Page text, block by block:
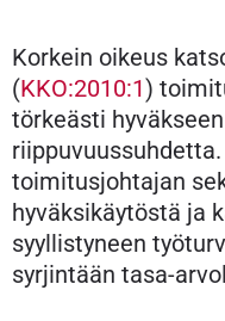
Korkein oikeus
(KKO:2010:1)
törkeästi
toimitusjohtajan
hyväksikäytöstä ja
syyllistyneen
syrjintään tasa-